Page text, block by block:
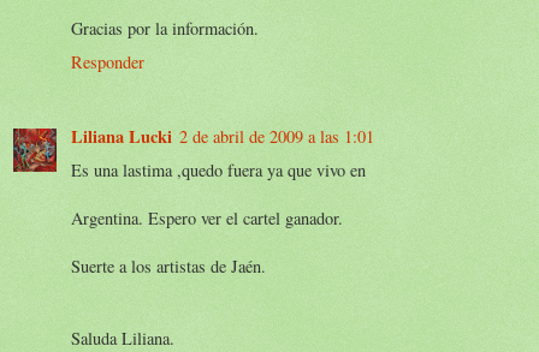
Gracias por la información.
Responder
Liliana Lucki 2 de abril de 2009 a las 1:01
Es una lastima ,quedo fuera ya que vivo en
Argentina. Espero ver el cartel ganador.
Suerte a los artistas de Jaén.
Saluda Liliana.